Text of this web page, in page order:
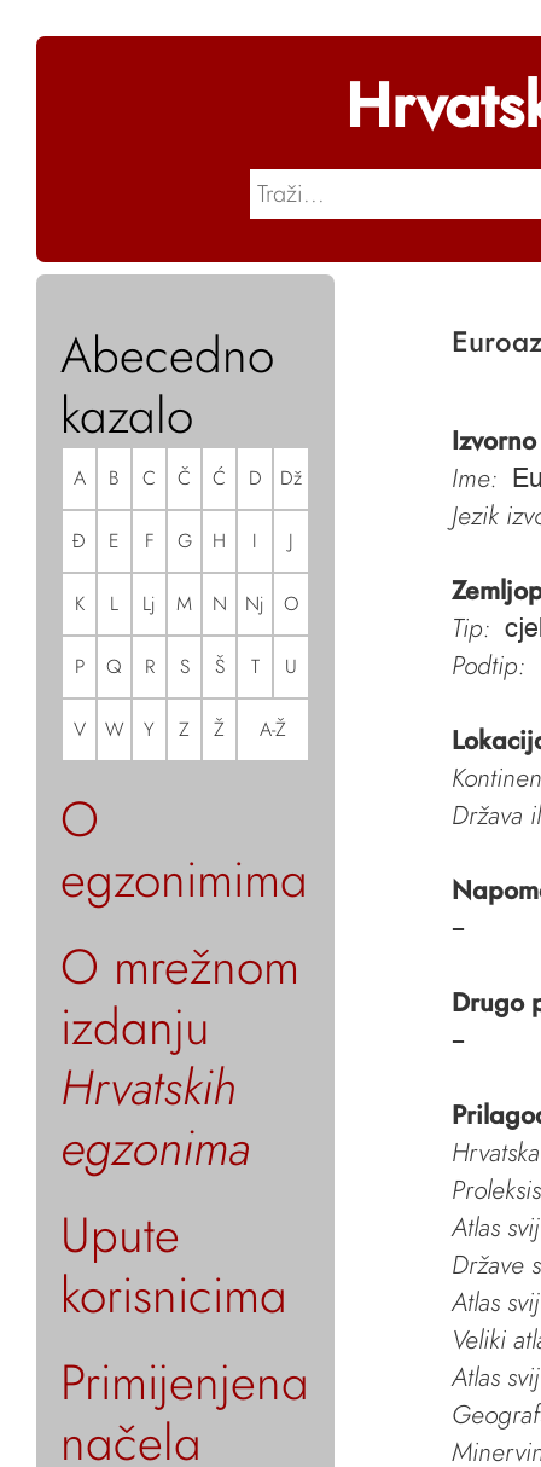
Abecedno
kazalo
A B C Č Ć D Dž
Đ E F G H I J
K L Lj M N Nj O
P Q R S Š T U
V W Y Z Ž A-Ž
O
egzonimima
O mrežnom
izdanju
Hrvatskih
egzonima
Upute
korisnicima
Primijenjena
načela
Ime:
Jezik
Tip:
Podtip:
Država
–
Drugo
–
Atlas
Države
Atlas
Veliki
Atlas